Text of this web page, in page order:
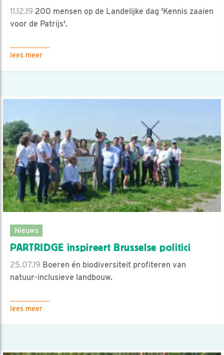
11.12.19 200 mensen op de Landelijke dag 'Kennis zaaien
voor de Patrijs'.
lees meer
Nieuws
PARTRIDGE inspireert Brusselse politici
25.07.19 Boeren én biodiversiteit profiteren van
natuur-inclusieve landbouw.
lees meer